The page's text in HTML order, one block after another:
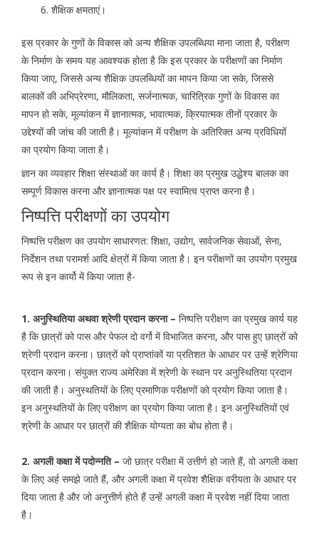
शैक्षिक क्षमताएं।
इस प्रकार के गुणों के विकास को अन्य शैक्षिक उपलब्धिया माना जाता है, परीक्षण
के निर्माण के समय यह आवश्यक होता है कि इस प्रकार के परीक्षणों का निर्माण
किया जाए, जिससे अन्य शैक्षिक उपलब्धियों का मापन किया जा सके, जिससे
बालकों की अभिप्रेरणा, मौलिकता, सर्जनात्मक, चारित्रिक गुणों के विकास का
मापन हो सके, मूल्यांकन में ज्ञानात्मक, भावात्मक, क्रियात्मक तीनों प्रकार के
उद्देश्यों की जांच की जाती है। मूल्यांकन में परीक्षण के अतिरिक्त अन्य प्रविधियों
का प्रयोग किया जाता है।
ज्ञान का व्यवहार शिक्षा संस्थाओं का कार्य है। शिक्षा का प्रमुख उद्धेश्य बालक का
सम्पूर्ण विकास करना और ज्ञानात्मक पक्ष पर स्वामित्व प्राप्त करना है।
निष्पत्ति परीक्षणों का उपयोग
निष्पत्ति परीक्षण का उपयोग साधारणत: शिक्षा, उद्योग, सार्वजनिक सेवाओं, सेना,
निर्देशन तथा परामर्श आदि क्षेत्रों में किया जाता है। इन परीक्षणों का उपयोग प्रमुख
रूप से इन कार्यो में किया जाता है-
1. अनुस्थितिया अथवा श्रेणी प्रदान करना – निष्पत्ति परीक्षण का प्रमुख कार्य यह
है कि छात्रों को पास और पेफल दो वर्गो में विभाजित करना, और पास हुए छात्रों को
श्रेणी प्रदान करना। छात्रों को प्राप्तांकों या प्रतिशत के आधार पर उन्हें श्रेणिया
प्रदान करना। संयुक्त राज्य अमेरिका में श्रेणी के स्थान पर अनुस्थितिया प्रदान
की जाती है। अनुस्थतियों के लिए प्रमाणिक परीक्षणों को प्रयोग किया जाता है।
इन अनुस्थतियों के लिए परीक्षण का प्रयोग किया जाता है। इन अनुस्थितियों एवं
श्रेणी के आधार पर छात्रों की शैक्षिक योग्यता का बोध होता है।
2. अगली कक्षा में पदोन्नति – जो छात्र परीक्षा में उत्तीर्ण हो जाते हैं, वो अगली कक्षा
के लिए अर्ह समझे जाते हैं, और अगली कक्षा में प्रवेश शैक्षिक वरीयता के आधार पर
दिया जाता है और जो अनुत्तीर्ण होते हैं उन्हें अगली कक्षा में प्रवेश नहीं दिया जाता
है।